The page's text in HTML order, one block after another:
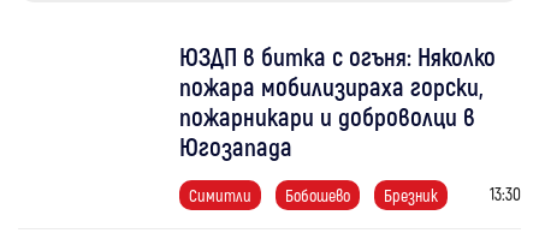
ЮЗДП в битка с огъня: Няколко
пожара мобилизираха горски,
пожарникари и доброволци в
Югозапада
Симитли Бобошево Брезник 13:30